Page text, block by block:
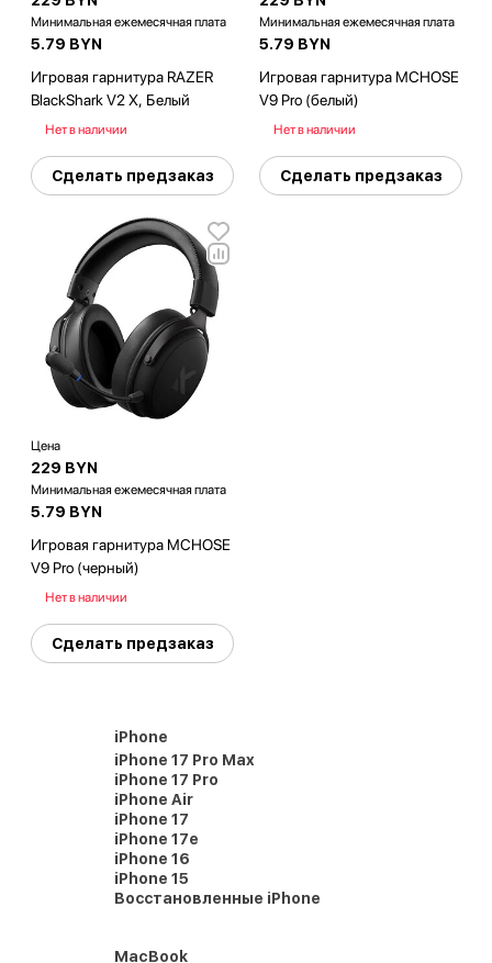
Минимальная ежемесячная плата
5.79 BYN
Игровая гарнитура RAZER
BlackShark V2 X, Белый
Нет в наличии
Сделать предзаказ
Минимальная ежемесячная плата
5.79 BYN
Игровая гарнитура MCHOSE
V9 Pro (белый)
Нет в наличии
Сделать предзаказ
Цена
229 BYN
Минимальная ежемесячная плата
5.79 BYN
Игровая гарнитура MCHOSE
V9 Pro (черный)
Нет в наличии
Сделать предзаказ
iPhone
iPhone 17 Pro Max
iPhone 17 Pro
iPhone Air
iPhone 17
iPhone 17e
iPhone 16
iPhone 15
Восстановленные iPhone
MacBook